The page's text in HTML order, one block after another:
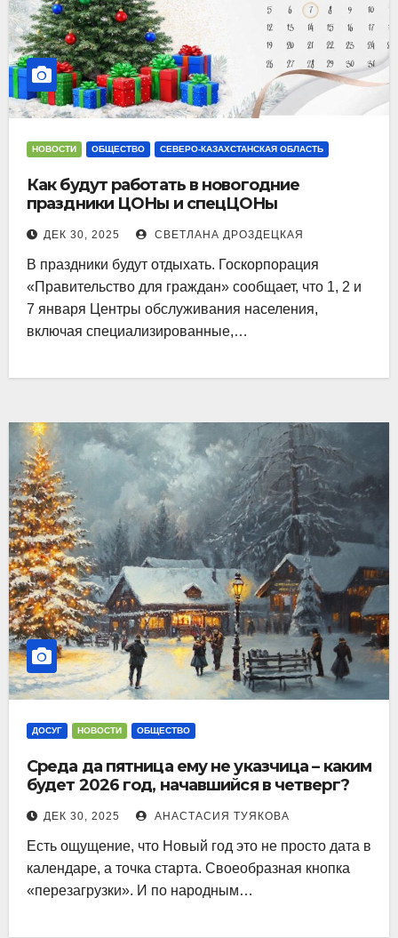
НОВОСТИ ОБЩЕСТВО СЕВЕРО-КАЗАХСТАНСКАЯ ОБЛАСТЬ
Как будут работать в новогодние
праздники ЦОНы и спецЦОНы
ДЕК 30, 2025 СВЕТЛАНА ДРОЗДЕЦКАЯ
В праздники будут отдыхать. Госкорпорация
«Правительство для граждан» сообщает, что 1, 2 и
7 января Центры обслуживания населения,
включая специализированные,…
ДОСУГ НОВОСТИ ОБЩЕСТВО
Среда да пятница ему не указчица – каким
будет 2026 год, начавшийся в четверг?
ДЕК 30, 2025 АНАСТАСИЯ ТУЯКОВА
Есть ощущение, что Новый год это не просто дата в
календаре, а точка старта. Своеобразная кнопка
«перезагрузки». И по народным…